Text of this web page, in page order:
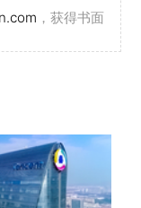
，获得书面